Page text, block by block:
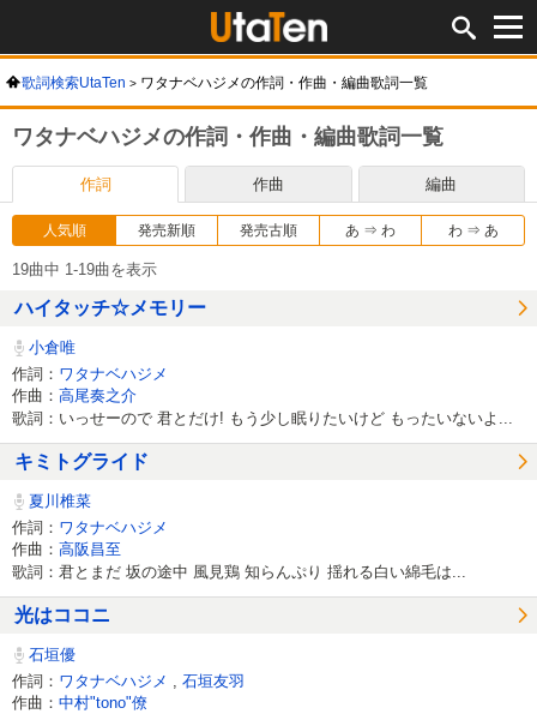
歌詞検索UtaTen ワタナベハジメの作詞・作曲・編曲歌詞一覧
ワタナベハジメの作詞・作曲・編曲歌詞一覧
作詞 作曲 編曲
人気順 発売新順 発売古順 あ ⇒ わ わ ⇒ あ
19曲中 1-19曲を表示
ハイタッチ☆メモリー
小倉唯
作詞： ワタナベハジメ
作曲： 高尾奏之介
歌詞：いっせーので 君とだけ! もう少し眠りたいけど もったいないよ...
キミトグライド
夏川椎菜
作詞： ワタナベハジメ
作曲： 高阪昌至
歌詞：君とまだ 坂の途中 風見鶏 知らんぷり 揺れる白い綿毛は...
光はココニ
石垣優
作詞： ワタナベハジメ
石垣友羽
作曲： 中村"tono"僚